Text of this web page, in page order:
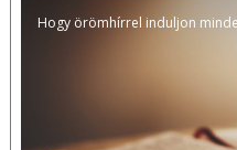
Hogy örömhírrel induljon